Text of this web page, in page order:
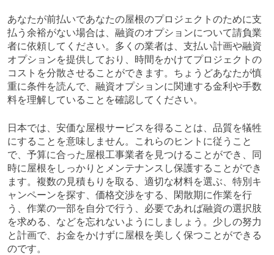
あなたが前払いであなたの屋根のプロジェクトのために支
払う余裕がない場合は、融資のオプションについて請負業
者に依頼してください。多くの業者は、支払い計画や融資
オプションを提供しており、時間をかけてプロジェクトの
コストを分散させることができます。ちょうどあなたが慎
重に条件を読んで、融資オプションに関連する金利や手数
料を理解していることを確認してください。
日本では、安価な屋根サービスを得ることは、品質を犠牲
にすることを意味しません。これらのヒントに従うこと
で、予算に合った屋根工事業者を見つけることができ、同
時に屋根をしっかりとメンテナンスし保護することができ
ます。複数の見積もりを取る、適切な材料を選ぶ、特別キ
ャンペーンを探す、価格交渉をする、閑散期に作業を行
う、作業の一部を自分で行う、必要であれば融資の選択肢
を求める、などを忘れないようにしましょう。少しの努力
と計画で、お金をかけずに屋根を美しく保つことができる
のです。